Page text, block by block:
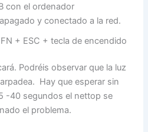
con el ordenador
y conectado a la red.
+ ESC + tecla de encendido
Podréis observar que la luz
Hay que esperar sin
-40 segundos el nettop se
el problema.